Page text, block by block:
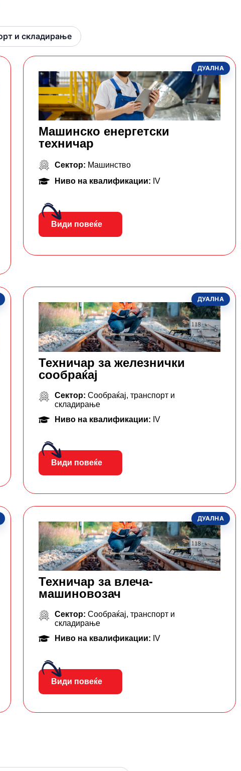
и складирање
ДУАЛНА
Машинско енергетски
техничар
Сектор: Машинство
Ниво на квалификации: IV
Види повеќе
ДУАЛНА
Техничар за железнички
сообраќај
Сектор:Сообраќај, транспорт и
складирање
Ниво на квалификации: IV
Види повеќе
ДУАЛНА
Техничар за влеча-
машиновозач
Сектор:Сообраќај, транспорт и
складирање
Ниво на квалификации: IV
Види повеќе